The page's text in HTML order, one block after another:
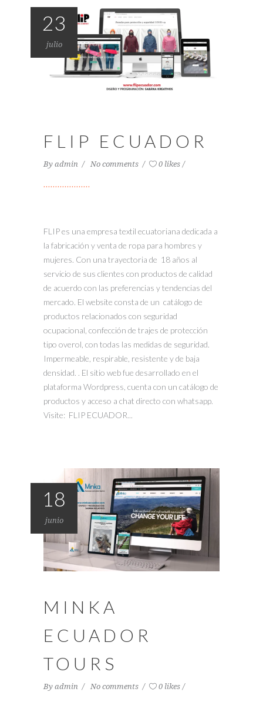
23
julio
FLIP ECUADOR
By admin No comments 0 likes
FLIP es una empresa textil ecuatoriana dedicada a
la fabricación y venta de ropa para hombres y
mujeres. Con una trayectoria de 18 años al
servicio de sus clientes con productos de calidad
de acuerdo con las preferencias y tendencias del
mercado. El website consta de un catálogo de
productos relacionados con seguridad
ocupacional, confección de trajes de protección
tipo overol, con todas las medidas de seguridad.
Impermeable, respirable, resistente y de baja
densidad. . El sitio web fue desarrollado en el
plataforma Wordpress, cuenta con un catálogo de
productos y acceso a chat directo con whatsapp.
Visite: FLIP ECUADOR...
18
junio
MINKA
ECUADOR
TOURS
By admin No comments 0 likes